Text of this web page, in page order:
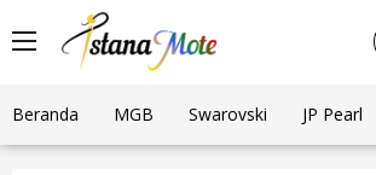
Beranda MGB Swarovski JP Pearl